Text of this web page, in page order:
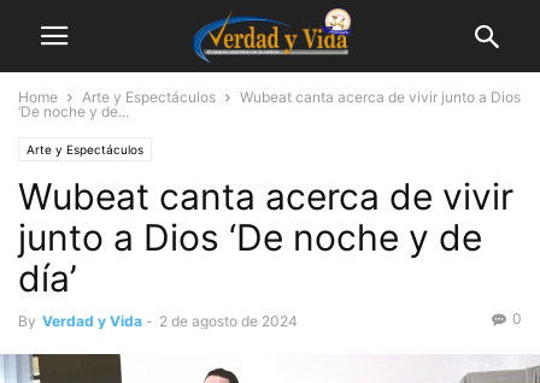
Home Arte y Espectáculos
Wubeat canta acerca de vivir junto a Dios
‘De noche y de...
Arte y Espectáculos
Wubeat canta acerca de vivir
junto a Dios ‘De noche y de
día’
By Verdad y Vida - 2 de agosto de 2024 0